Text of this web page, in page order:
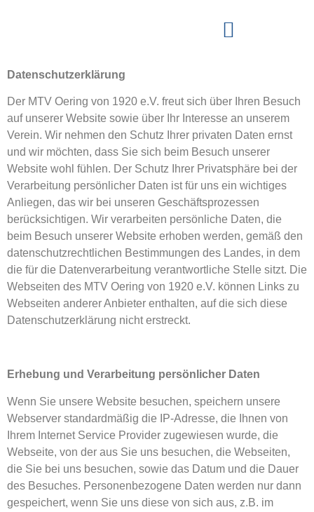
Datenschutzerklärung
Der MTV Oering von 1920 e.V. freut sich über Ihren Besuch
auf unserer Website sowie über Ihr Interesse an unserem
Verein. Wir nehmen den Schutz Ihrer privaten Daten ernst
und wir möchten, dass Sie sich beim Besuch unserer
Website wohl fühlen. Der Schutz Ihrer Privatsphäre bei der
Verarbeitung persönlicher Daten ist für uns ein wichtiges
Anliegen, das wir bei unseren Geschäftsprozessen
berücksichtigen. Wir verarbeiten persönliche Daten, die
beim Besuch unserer Website erhoben werden, gemäß den
datenschutzrechtlichen Bestimmungen des Landes, in dem
die für die Datenverarbeitung verantwortliche Stelle sitzt. Die
Webseiten des MTV Oering von 1920 e.V. können Links zu
Webseiten anderer Anbieter enthalten, auf die sich diese
Datenschutzerklärung nicht erstreckt.
Erhebung und Verarbeitung persönlicher Daten
Wenn Sie unsere Website besuchen, speichern unsere
Webserver standardmäßig die IP-Adresse, die Ihnen von
Ihrem Internet Service Provider zugewiesen wurde, die
Webseite, von der aus Sie uns besuchen, die Webseiten,
die Sie bei uns besuchen, sowie das Datum und die Dauer
des Besuches. Personenbezogene Daten werden nur dann
gespeichert, wenn Sie uns diese von sich aus, z.B. im